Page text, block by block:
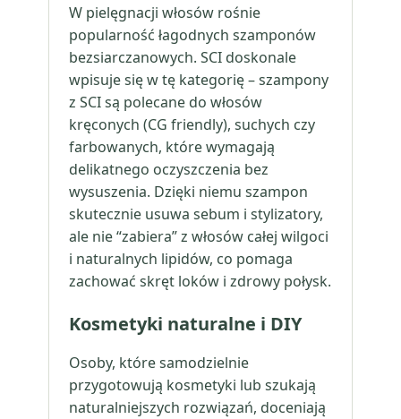
W pielęgnacji włosów rośnie
popularność łagodnych szamponów
bezsiarczanowych. SCI doskonale
wpisuje się w tę kategorię – szampony
z SCI są polecane do włosów
kręconych (CG friendly), suchych czy
farbowanych, które wymagają
delikatnego oczyszczenia bez
wysuszenia. Dzięki niemu szampon
skutecznie usuwa sebum i stylizatory,
ale nie “zabiera” z włosów całej wilgoci
i naturalnych lipidów, co pomaga
zachować skręt loków i zdrowy połysk.
Kosmetyki naturalne i DIY
Osoby, które samodzielnie
przygotowują kosmetyki lub szukają
naturalniejszych rozwiązań, doceniają